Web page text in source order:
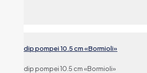
dip pompei 10.5 cm «Bormioli»
dip pompei 10.5 cm «Bormioli»